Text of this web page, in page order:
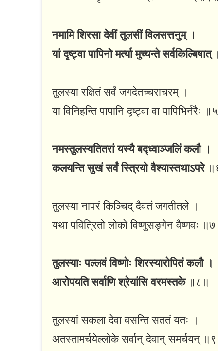
नमामि शिरसा देवीं तुलसीं विलसत्तनुम् ।
यां दृष्ट्वा पापिनो मर्त्या मुच्यन्ते सर्वकिल्बिषात्
तुलस्या रक्षितं सर्वं जगदेतच्चराचरम् ।
या विनिहन्ति पापानि दृष्ट्वा वा पापिभिर्नरैः
नमस्तुलस्यतितरां यस्यै बद्ध्वाञ्जलिं कलौ ।
कलयन्ति सुखं सर्वं स्त्रियो वैश्यास्तथाऽपरे
तुलस्या नापरं किञ्चिद् दैवतं जगतीतले ।
यथा पवित्रितो लोको विष्णुसङ्गेन वैष्णवः
तुलस्याः पल्लवं विष्णोः शिरस्यारोपितं कलौ ।
आरोपयति सर्वाणि श्रेयांसि वरमस्तके॥८॥
तुलस्यां सकला देवा वसन्ति सततं यतः ।
अतस्तामर्चयेल्लोके सर्वान् देवान् समर्चयन्